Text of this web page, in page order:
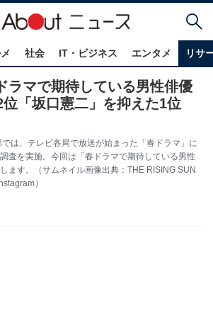
社会 IT・ビジネス エンタメ リサ
ラマで期待している男性俳優
「坂口憲二」を抑えた1位
は、テレビ各局で放送が始まった「春ドラマ」に
査を実施。今回は「春ドラマで期待している男性
ます。（サムネイル画像出典：THE RISING SUN
）